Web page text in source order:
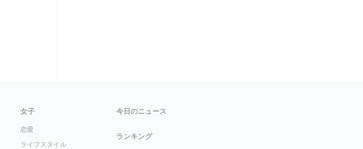
女子
恋愛
ライフスタイル
今日のニュース
ランキング